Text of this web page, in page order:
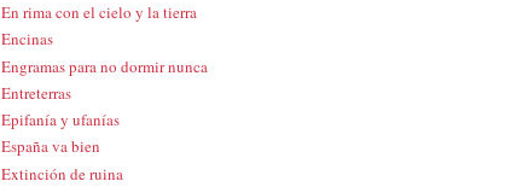
En rima con el cielo y la tierra
Encinas
Engramas para no dormir nunca
Entreterras
Epifanía y ufanías
España va bien
Extinción de ruina